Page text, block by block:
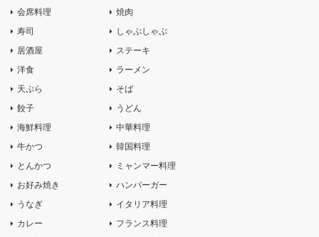
会席料理
寿司
居酒屋
洋食
天ぷら
餃子
海鮮料理
牛かつ
とんかつ
お好み焼き
うなぎ
カレー
焼肉
しゃぶしゃぶ
ステーキ
ラーメン
そば
うどん
中華料理
韓国料理
ミャンマー料理
ハンバーガー
イタリア料理
フランス料理